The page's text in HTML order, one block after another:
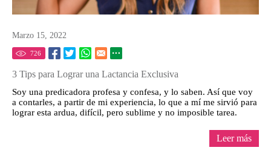
Marzo 15, 2022
726
3 Tips para Lograr una Lactancia Exclusiva
Soy una predicadora profesa y confesa, y lo saben. Así que voy
a contarles, a partir de mi experiencia, lo que a mí me sirvió para
lograr esta ardua, difícil, pero sublime y no imposible tarea.
Leer más